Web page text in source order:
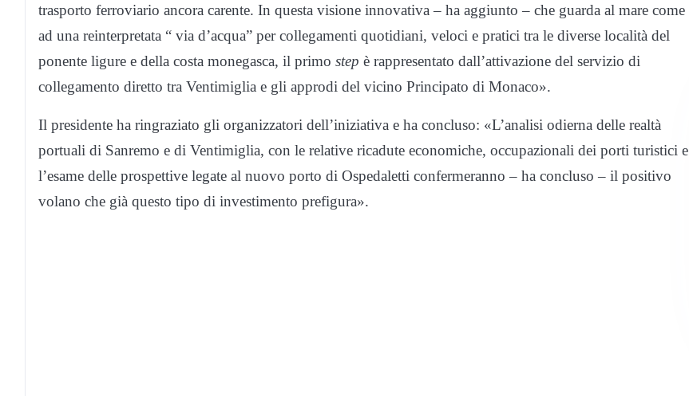
trasporto ferroviario ancora carente. In questa visione innovativa – ha aggiunto – che guarda al mare come
ad una reinterpretata “ via d’acqua” per collegamenti quotidiani, veloci e pratici tra le diverse località del
ponente ligure e della costa monegasca, il primo step è rappresentato dall’attivazione del servizio di
collegamento diretto tra Ventimiglia e gli approdi del vicino Principato di Monaco».
Il presidente ha ringraziato gli organizzatori dell’iniziativa e ha concluso: «L’analisi odierna delle realtà
portuali di Sanremo e di Ventimiglia, con le relative ricadute economiche, occupazionali dei porti turistici e
l’esame delle prospettive legate al nuovo porto di Ospedaletti confermeranno – ha concluso – il positivo
volano che già questo tipo di investimento prefigura».